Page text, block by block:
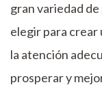
gran variedad
elegir para crear
la atención
prosperar y